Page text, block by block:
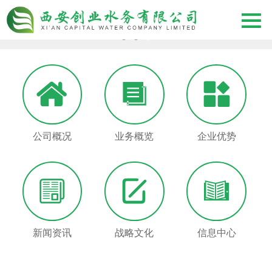


公司概况

业务概览

企业优势

新闻资讯

战略文化

信息中心